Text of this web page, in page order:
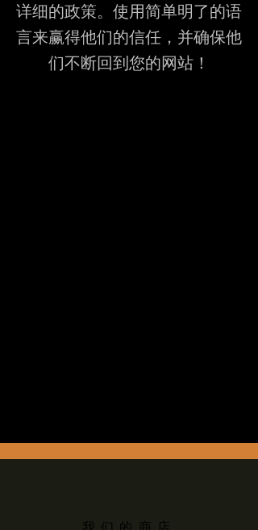
详细的政策。使用简单明了的语
言来赢得他们的信任，并确保他
们不断回到您的网站！